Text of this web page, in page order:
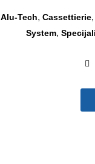
Alu-Tech, Cassettierie,
System,